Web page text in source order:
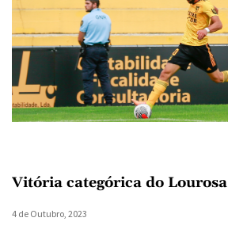
Vitória categórica do Lourosa
4 de Outubro, 2023